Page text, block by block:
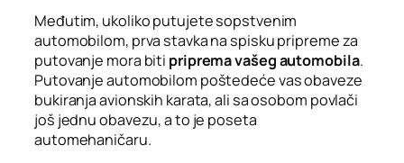
Međutim, ukoliko putujete sopstvenim
automobilom, prva stavka na spisku pripreme za
putovanje mora biti priprema vašeg automobila.
Putovanje automobilom poštedeće vas obaveze
bukiranja avionskih karata, ali sa osobom povlači
još jednu obavezu, a to je poseta
automehaničaru.